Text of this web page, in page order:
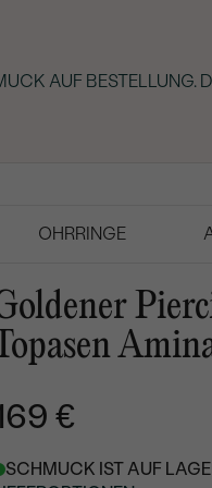
AUF BESTELLUNG.
OHRRINGE
€
SCHMUCK IST AUF